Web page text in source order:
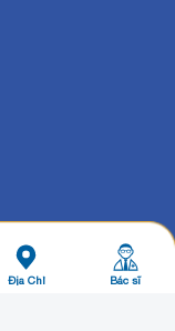
Địa Chỉ Bác sĩ